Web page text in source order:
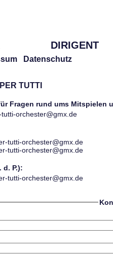
DIRIGENT
Datenschutz
TUTTI
Fragen rund ums Mitspielen
orchester@gmx.de
tutti-orchester@gmx.de
tutti-orchester@gmx.de
d. P.):
tutti-orchester@gmx.de